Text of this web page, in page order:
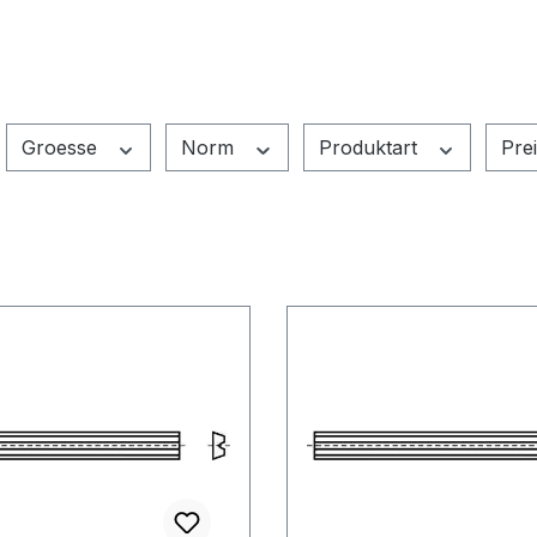
Groesse Norm Produktart